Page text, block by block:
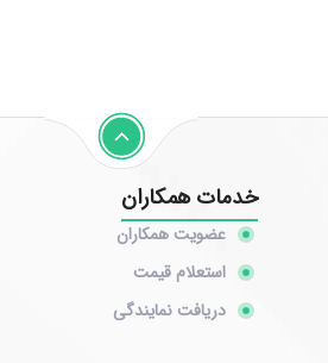
خدمات همکاران
عضویت همکاران
استعلام قیمت
دریافت نمایندگی